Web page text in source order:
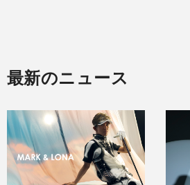
最新のニュース